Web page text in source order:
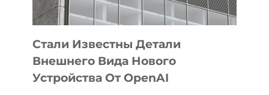
ИНТЕЛЛЕКТА
Стали Известны Детали
Внешнего Вида Нового
Устройства От OpenAI